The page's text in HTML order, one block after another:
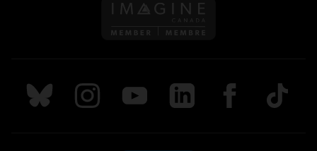
Suivez nous sur Bluesky
Suivez nous sur Instagram
Suivez nous sur Youtube
Suivez nous sur LinkedIn
Suivez nous sur
TikTok